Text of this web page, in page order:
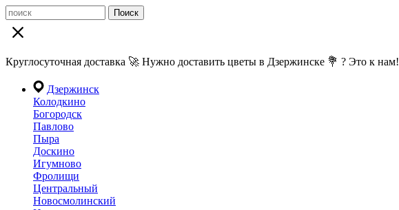
Поиск
Круглосуточная доставка 🚀 Нужно доставить цветы в Дзержинске 💐 ? Это к нам!
Дзержинск
Колодкино
Богородск
Павлово
Пыра
Доскино
Игумново
Фролищи
Центральный
Новосмолинский